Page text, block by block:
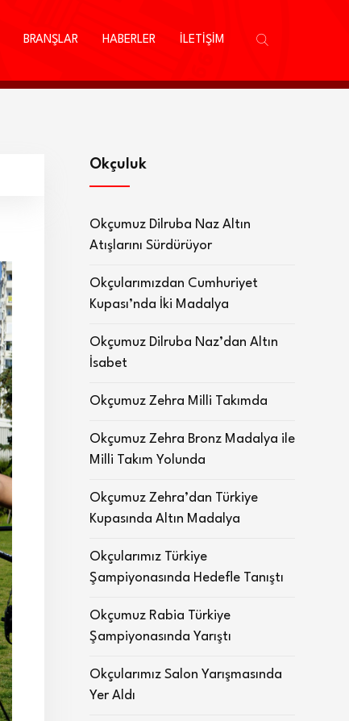
BRANŞLAR HABERLER İLETİŞİM
Okçuluk
Okçumuz Dilruba Naz Altın
Atışlarını Sürdürüyor
Okçularımızdan Cumhuriyet
Kupası’nda İki Madalya
Okçumuz Dilruba Naz’dan Altın
İsabet
Okçumuz Zehra Milli Takımda
Okçumuz Zehra Bronz Madalya ile
Milli Takım Yolunda
Okçumuz Zehra’dan Türkiye
Kupasında Altın Madalya
Okçularımız Türkiye
Şampiyonasında Hedefle Tanıştı
Okçumuz Rabia Türkiye
Şampiyonasında Yarıştı
Okçularımız Salon Yarışmasında
Yer Aldı